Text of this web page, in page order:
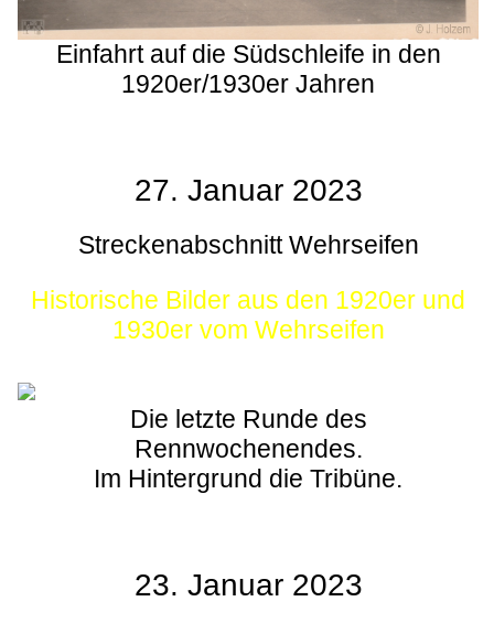
Einfahrt auf die Südschleife in den
1920er/1930er Jahren
27. Januar 2023
Streckenabschnitt Wehrseifen
Historische Bilder aus den 1920er und
1930er vom Wehrseifen
Die letzte Runde des
Rennwochenendes.
Im Hintergrund die Tribüne.
23. Januar 2023